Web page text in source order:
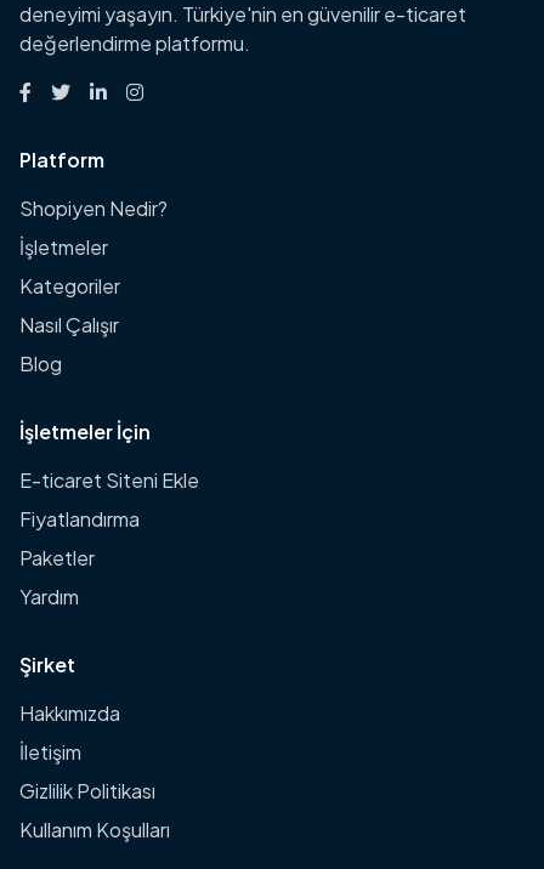
deneyimi yaşayın. Türkiye'nin en güvenilir e-ticaret
değerlendirme platformu.
Platform
Shopiyen Nedir?
İşletmeler
Kategoriler
Nasıl Çalışır
Blog
İşletmeler İçin
E-ticaret Siteni Ekle
Fiyatlandırma
Paketler
Yardım
Şirket
Hakkımızda
İletişim
Gizlilik Politikası
Kullanım Koşulları